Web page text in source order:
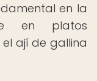
en la
en platos
ají de gallina